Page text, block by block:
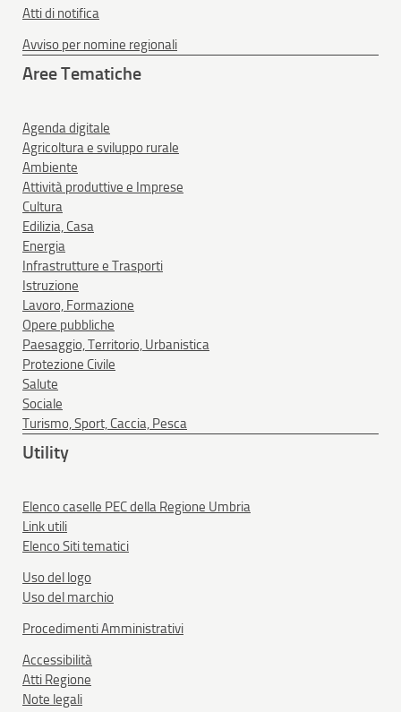
Atti di notifica
Avviso per nomine regionali
Aree Tematiche
Agenda digitale
Agricoltura e sviluppo rurale
Ambiente
Attività produttive e Imprese
Cultura
Edilizia, Casa
Energia
Infrastrutture e Trasporti
Istruzione
Lavoro, Formazione
Opere pubbliche
Paesaggio, Territorio, Urbanistica
Protezione Civile
Salute
Sociale
Turismo, Sport, Caccia, Pesca
Utility
Elenco caselle PEC della Regione Umbria
Link utili
Elenco Siti tematici
Uso del logo
Uso del marchio
Procedimenti Amministrativi
Accessibilità
Atti Regione
Note legali